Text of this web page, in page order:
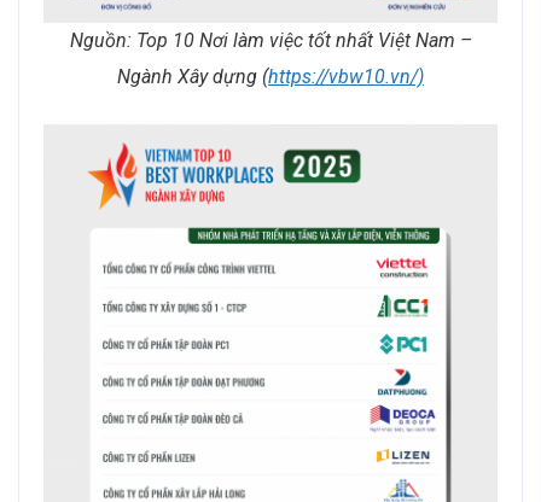
Nguồn: Top 10 Nơi làm việc tốt nhất Việt Nam –
Ngành Xây dựng (https://vbw10.vn/)